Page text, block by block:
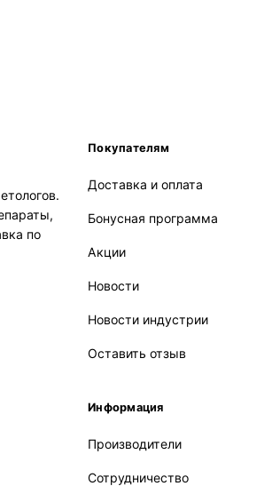
по
Покупателям
Доставка и оплата
Бонусная программа
Акции
Новости
Новости индустрии
Оставить отзыв
Информация
Производители
Сотрудничество